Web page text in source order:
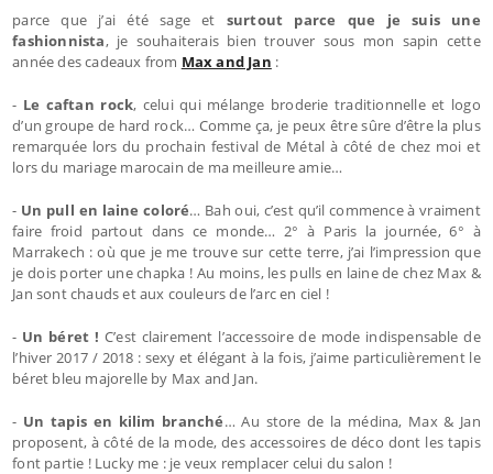
parce que j’ai été sage et surtout parce que je suis une
fashionnista, je souhaiterais bien trouver sous mon sapin cette
année des cadeaux from Max and Jan :
- Le caftan rock, celui qui mélange broderie traditionnelle et logo
d’un groupe de hard rock… Comme ça, je peux être sûre d’être la plus
remarquée lors du prochain festival de Métal à côté de chez moi et
lors du mariage marocain de ma meilleure amie…
- Un pull en laine coloré… Bah oui, c’est qu’il commence à vraiment
faire froid partout dans ce monde… 2° à Paris la journée, 6° à
Marrakech : où que je me trouve sur cette terre, j’ai l’impression que
je dois porter une chapka ! Au moins, les pulls en laine de chez Max &
Jan sont chauds et aux couleurs de l’arc en ciel !
- Un béret ! C’est clairement l’accessoire de mode indispensable de
l’hiver 2017 / 2018 : sexy et élégant à la fois, j’aime particulièrement le
béret bleu majorelle by Max and Jan.
- Un tapis en kilim branché… Au store de la médina, Max & Jan
proposent, à côté de la mode, des accessoires de déco dont les tapis
font partie ! Lucky me : je veux remplacer celui du salon !